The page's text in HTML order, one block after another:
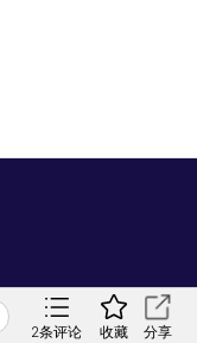
2条评论 收藏 分享